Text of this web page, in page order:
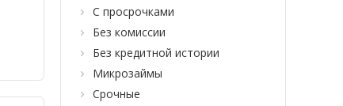
С просрочками
Без комиссии
Без кредитной истории
Микрозаймы
Срочные